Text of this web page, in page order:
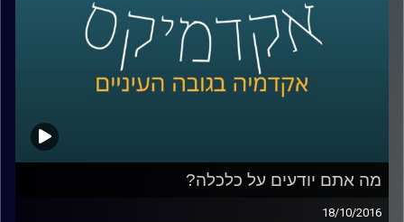
גנלה מוריס וד"ר צחי חייט – לספר על הרשת
מזוויות שונות. פרק א
קרדיט תמונות:AudioVersity
מה אתם יודעים על כלכלה?
18/10/2016